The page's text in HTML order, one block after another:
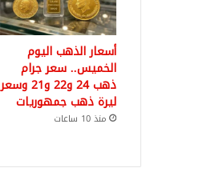
أسعار الذهب اليوم
الخميس.. سعر جرام
ذهب 24 و22 و21 وسعر
ليرة ذهب جمهوريات
منذ 10 ساعات